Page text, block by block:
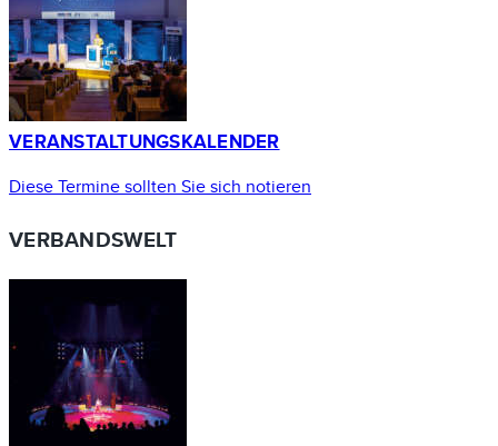
VERANSTALTUNGSKALENDER
Diese Termine sollten Sie sich notieren
VERBANDSWELT